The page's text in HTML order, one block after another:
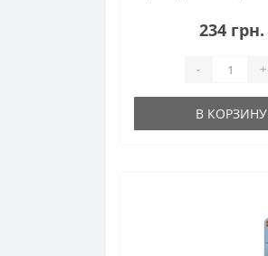
234 грн.
- +
В КОРЗИНУ